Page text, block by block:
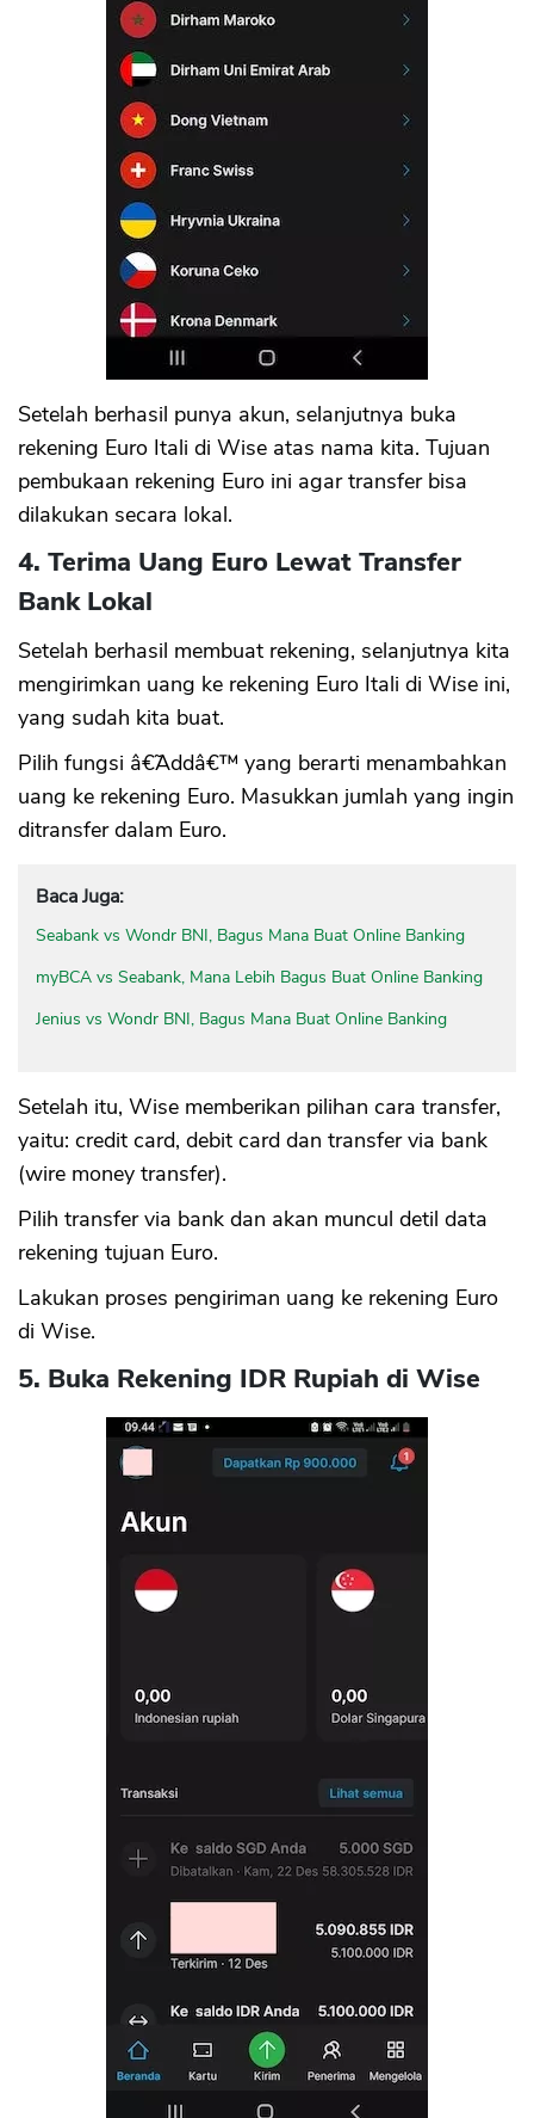
Setelah berhasil punya akun, selanjutnya buka
rekening Euro Itali di Wise atas nama kita. Tujuan
pembukaan rekening Euro ini agar transfer bisa
dilakukan secara lokal.
4. Terima Uang Euro Lewat Transfer
Bank Lokal
Setelah berhasil membuat rekening, selanjutnya kita
mengirimkan uang ke rekening Euro Itali di Wise ini,
yang sudah kita buat.
Pilih fungsi â€˜Addâ€™ yang berarti menambahkan
uang ke rekening Euro. Masukkan jumlah yang ingin
ditransfer dalam Euro.
Baca Juga:
Seabank vs Wondr BNI, Bagus Mana Buat Online Banking
myBCA vs Seabank, Mana Lebih Bagus Buat Online Banking
Jenius vs Wondr BNI, Bagus Mana Buat Online Banking
Setelah itu, Wise memberikan pilihan cara transfer,
yaitu: credit card, debit card dan transfer via bank
(wire money transfer).
Pilih transfer via bank dan akan muncul detil data
rekening tujuan Euro.
Lakukan proses pengiriman uang ke rekening Euro
di Wise.
5. Buka Rekening IDR Rupiah di Wise